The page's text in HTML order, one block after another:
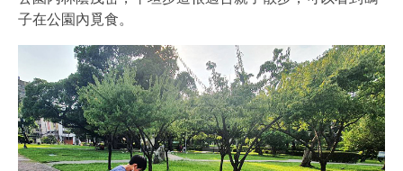
子在公園內覓食。